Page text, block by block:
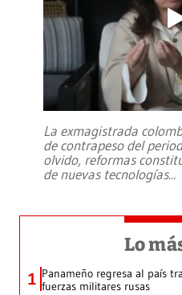
La exmagistrada
de contrapeso del
olvido, reformas
de nuevas tecnologías...
Lo
1 Panameño regresa al país
fuerzas militares rusas